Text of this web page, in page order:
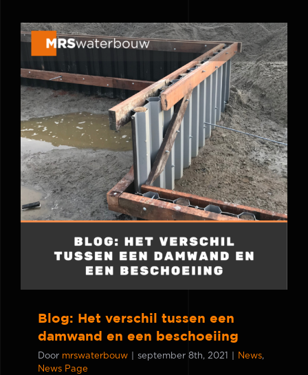
Blog: Het verschil tussen een
damwand en een beschoeiing
Blog: Het verschil tussen een
damwand en een beschoeiing
Door mrswaterbouw september 8th, 2021 News,
News Page